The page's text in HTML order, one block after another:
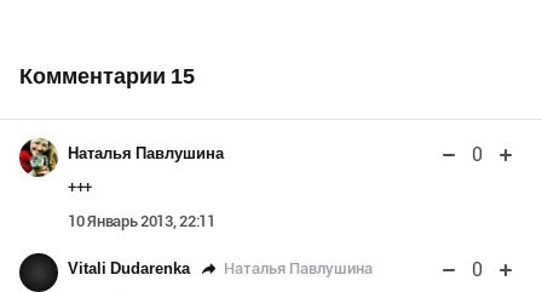
Комментарии 15
Наталья Павлушина 0
+++
10 Январь 2013, 22:11
Vitali Dudarenka Наталья Павлушина 0